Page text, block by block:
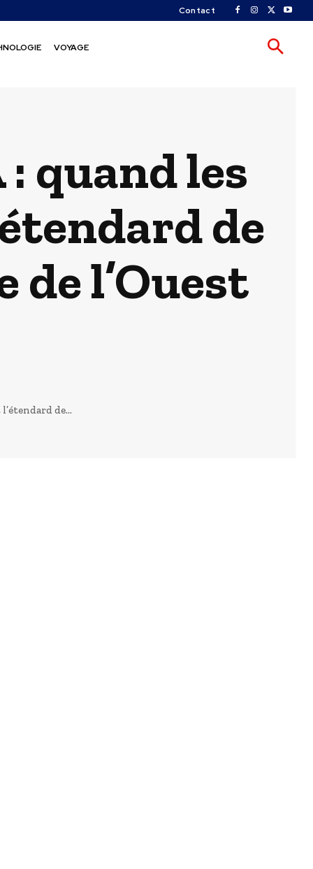
Contact
VOYAGE
quand les
de
l’Ouest
de...